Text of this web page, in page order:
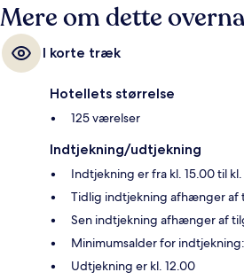
Mere om dette
I korte træk
Hotellets størrelse
125 værelser
Indtjekning/udtjekning
Indtjekning er fra kl. 15.00 til
Tidlig indtjekning afhænger
Sen indtjekning afhænger af
Minimumsalder for indtjekning:
Udtjekning er kl. 12.00